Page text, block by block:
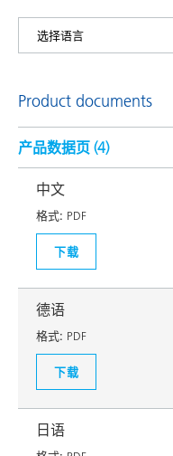
Product documents
产品数据页 (4)
中文
格式: PDF
下载
德语
格式: PDF
下载
日语